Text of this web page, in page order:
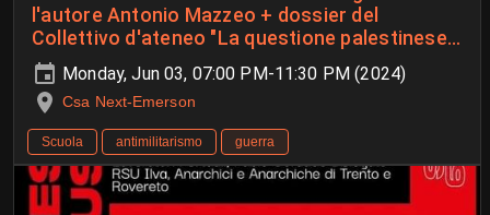
l'autore Antonio Mazzeo + dossier del
Collettivo d'ateneo "La questione palestinese
dentro e fuori l'università"
Monday, Jun 03, 07:00 PM-11:30 PM (2024)
Csa Next-Emerson
Scuola antimilitarismo guerra